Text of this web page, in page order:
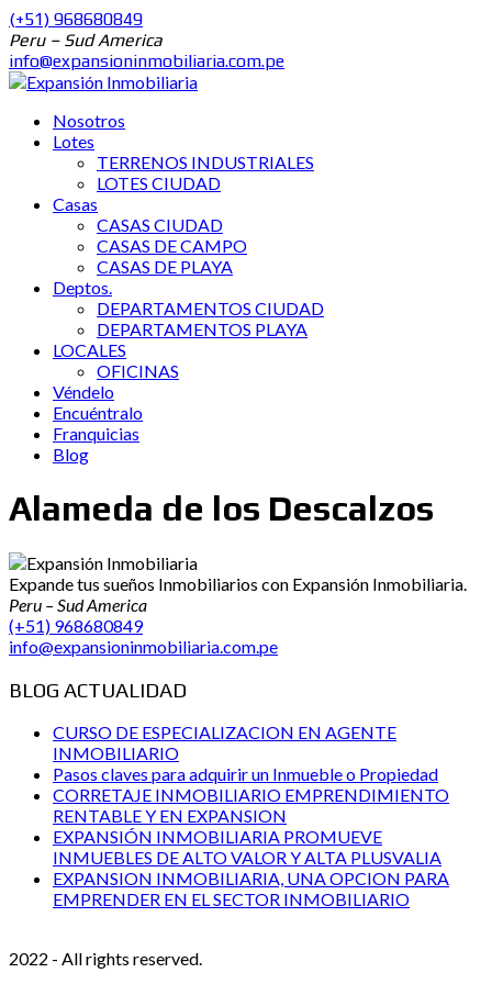
(+51) 968680849
Peru – Sud America
info@expansioninmobiliaria.com.pe
Nosotros
Lotes
TERRENOS INDUSTRIALES
LOTES CIUDAD
Casas
CASAS CIUDAD
CASAS DE CAMPO
CASAS DE PLAYA
Deptos.
DEPARTAMENTOS CIUDAD
DEPARTAMENTOS PLAYA
LOCALES
OFICINAS
Véndelo
Encuéntralo
Franquicias
Blog
Alameda de los Descalzos
Expande tus sueños Inmobiliarios con Expansión Inmobiliaria.
Peru – Sud America
(+51) 968680849
info@expansioninmobiliaria.com.pe
BLOG ACTUALIDAD
CURSO DE ESPECIALIZACION EN AGENTE
INMOBILIARIO
Pasos claves para adquirir un Inmueble o Propiedad
CORRETAJE INMOBILIARIO EMPRENDIMIENTO
RENTABLE Y EN EXPANSION
EXPANSIÓN INMOBILIARIA PROMUEVE
INMUEBLES DE ALTO VALOR Y ALTA PLUSVALIA
EXPANSION INMOBILIARIA, UNA OPCION PARA
EMPRENDER EN EL SECTOR INMOBILIARIO
2022 - All rights reserved.